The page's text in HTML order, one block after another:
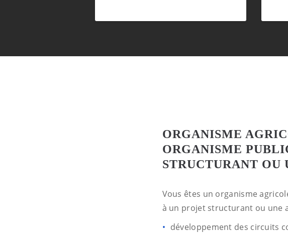
ORGANISME
ORGANISME
STRUCTURANT OU
Vous êtes un organisme
à un projet structurant ou une
développement des circuits